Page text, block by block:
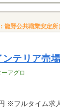
龍野公共職業安定所）
ンテリア売
アグロ
の場合は月額（換算額）、パート